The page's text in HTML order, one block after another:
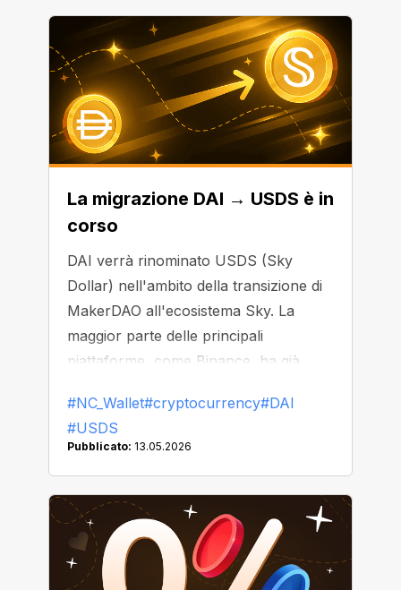
La migrazione DAI → USDS è in
corso
DAI verrà rinominato USDS (Sky
Dollar) nell'ambito della transizione di
MakerDAO all'ecosistema Sky. La
maggior parte delle principali
piattaforme, come Binance, ha già
dalla propria piattaforma.
#NC_Wallet#cryptocurrency#DAI
#USDS
Pubblicato: 13.05.2026